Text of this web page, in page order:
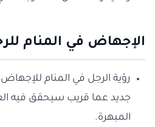
الإجهاض في المنام
رؤية الرجل في المنام
جديد عما قريب سيحقق فيه
المبهرة.